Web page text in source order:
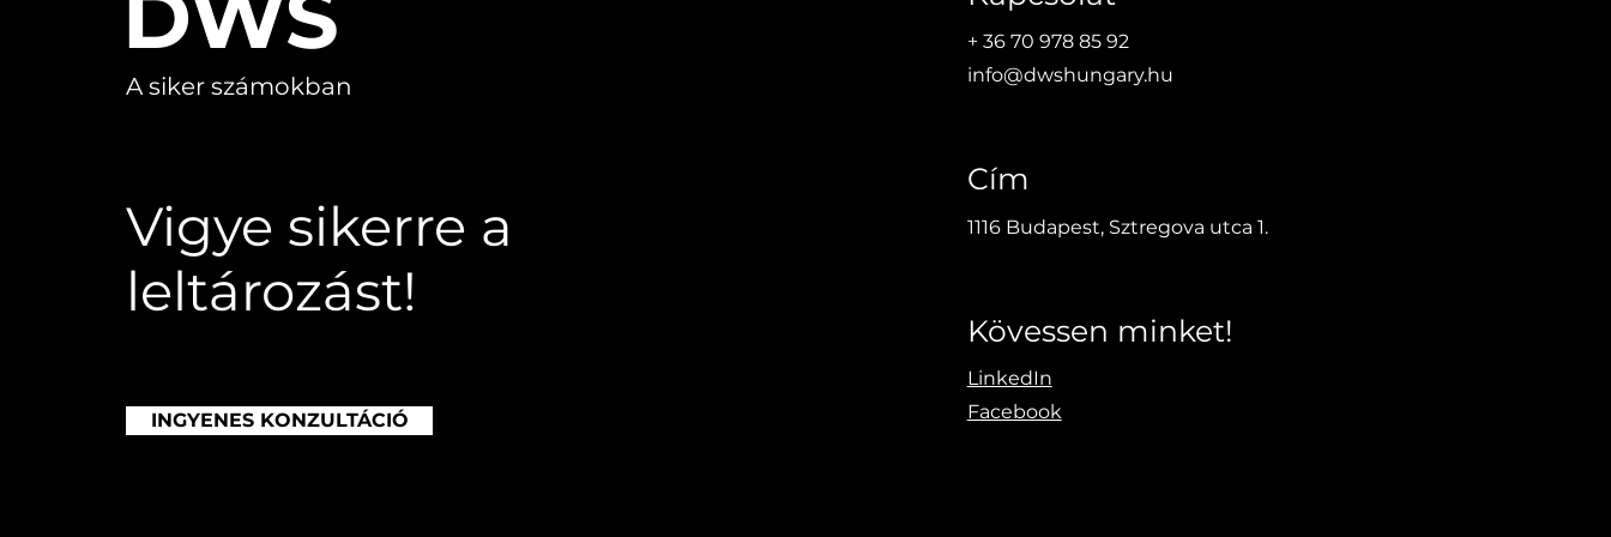
A siker számokban
Vigye sikerre a
leltározást!
INGYENES KONZULTÁCIÓ
+ 36 70 978 85 92
info@dwshungary.hu
Cím
1116 Budapest, Sztregova utca 1.
Kövessen minket!
LinkedIn
Facebook